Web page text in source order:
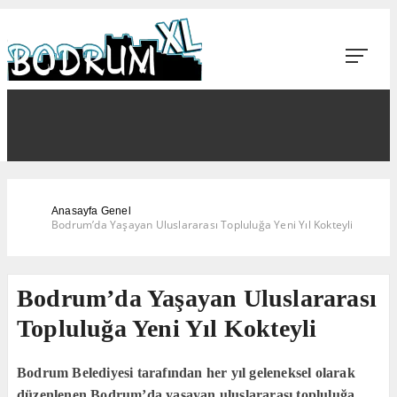
Anasayfa Genel
Bodrum’da Yaşayan Uluslararası Topluluğa Yeni Yıl Kokteyli
Bodrum’da Yaşayan Uluslararası
Topluluğa Yeni Yıl Kokteyli
Bodrum Belediyesi tarafından her yıl geleneksel olarak